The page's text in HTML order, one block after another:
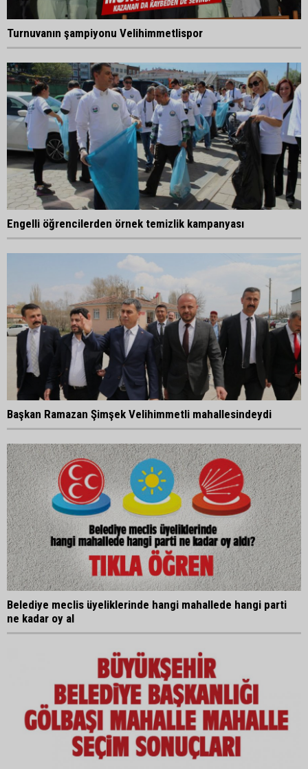
Turnuvanın şampiyonu Velihimmetlispor
Engelli öğrencilerden örnek temizlik kampanyası
Başkan Ramazan Şimşek Velihimmetli mahallesindeydi
Belediye meclis üyeliklerinde hangi mahallede hangi parti
ne kadar oy al